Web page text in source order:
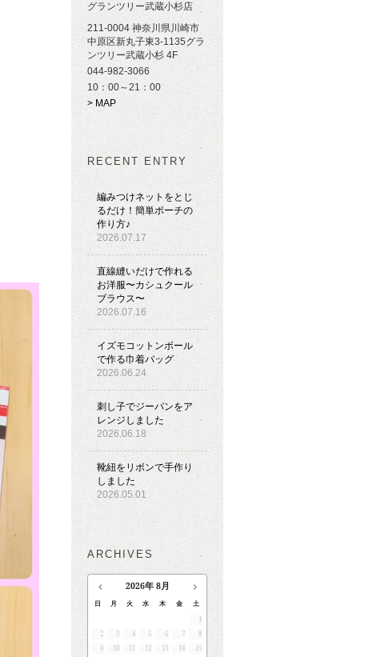
グランツリー武蔵小杉店
211-0004 神奈川県川崎市
中原区新丸子東3-1135グラ
ンツリー武蔵小杉 4F
044-982-3066
10：00～21：00
> MAP
RECENT ENTRY
編みつけネットをとじ
るだけ！簡単ポーチの
作り方♪
2026.07.17
直線縫いだけで作れる
お洋服〜カシュクール
ブラウス〜
2026.07.16
イズモコットンボール
で作る巾着バッグ
2026.06.24
刺し子でジーパンをア
レンジしました
2026.06.18
靴紐をリボンで手作り
しました
2026.05.01
ARCHIVES
2026年 8月
日 月 火 水 木 金
土
2
3 4 5 6 7
8
9
10 12 13 14
15